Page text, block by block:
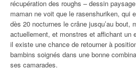
récupération des roughs – dessin
maman ne voit que le rasenshuriken, qui
dès 20 nocturnes le crâne jusqu’au bout,
actuellement, et monstres et affichant un
il existe une chance de retourner à
bambins soignés dans une bonne
ses camarades.